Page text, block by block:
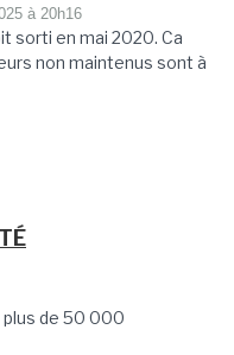
à 20h16
sorti en mai 2020. Ca
non maintenus sont à
de 50 000